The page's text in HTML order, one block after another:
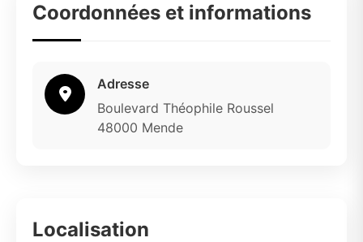
Coordonnées et informations
Adresse
Boulevard Théophile Roussel
48000 Mende
Localisation